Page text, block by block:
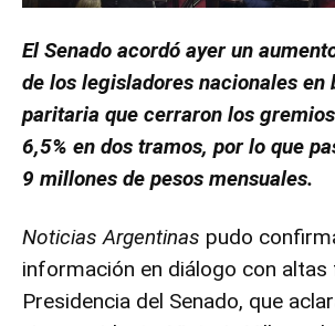
El Senado acordó ayer un
de los legisladores nacionales en
paritaria que cerraron los
6,5% en dos tramos, por lo que
9 millones de pesos mensuales.
Noticias Argentinas pudo
información en diálogo con altas
Presidencia del Senado, que